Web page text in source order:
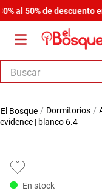
50% de descuento en
Buscar
dormitorios
evidence | blanco 6.4
En stock
1.
salas
.